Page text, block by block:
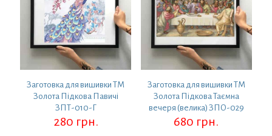
Заготовка для вишивки ТМ
Золота Підкова Павичі
ЗПТ-010-Г
280 грн.
Заготовка для вишивки ТМ
Золота Підкова Таємна
вечеря (велика) ЗПО-029
680 грн.